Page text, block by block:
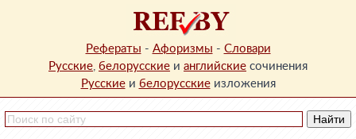
Рефераты - Афоризмы - Словари
Русские, белорусские и английские сочинения
Русскиеи белорусскиеизложения